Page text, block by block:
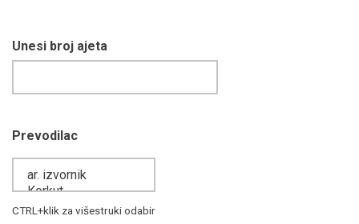
Unesi broj ajeta
Prevodilac
CTRL+klik za višestruki odabir